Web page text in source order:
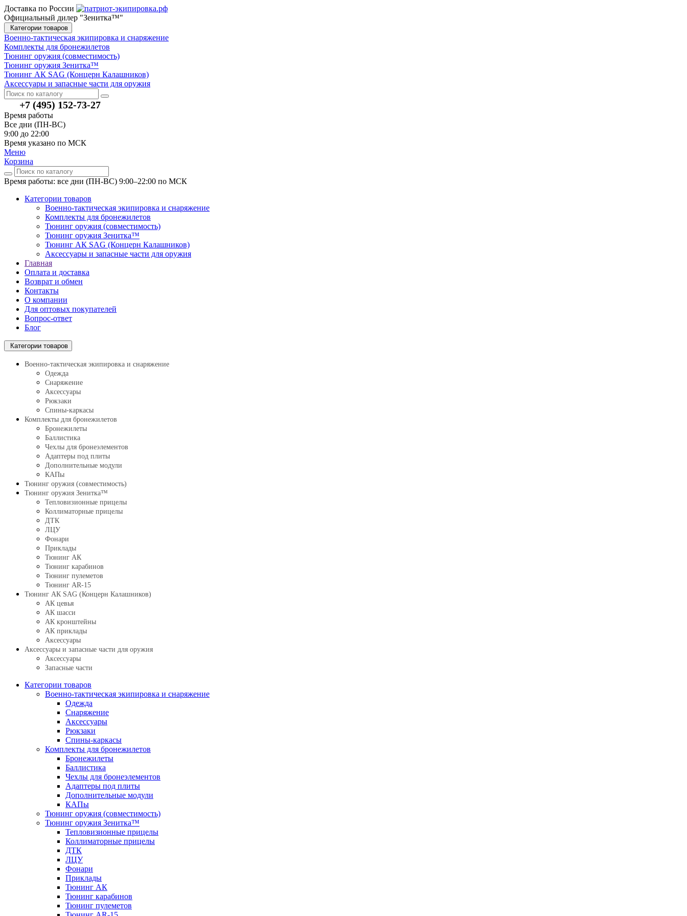
Доставка по России
Официальный дилер "Зенитка™"
Категории товаров
Военно-тактическая экипировка и снаряжение
Комплекты для бронежилетов
Тюнинг оружия (совместимость)
Тюнинг оружия Зенитка™
Тюнинг АК SAG (Концерн Калашников)
Аксессуары и запасные части для оружия
+7 (495) 152-73-27
Время работы
Все дни (ПН-ВС)
9:00 до 22:00
Время указано по МСК
Меню
Корзина
Время работы: все дни (ПН-ВС) 9:00–22:00 по МСК
Категории товаров
Военно-тактическая экипировка и снаряжение
Комплекты для бронежилетов
Тюнинг оружия (совместимость)
Тюнинг оружия Зенитка™
Тюнинг АК SAG (Концерн Калашников)
Аксессуары и запасные части для оружия
Главная
Оплата и доставка
Возврат и обмен
Контакты
О компании
Для оптовых покупателей
Вопрос-ответ
Блог
Категории товаров
Военно-тактическая экипировка и снаряжение
Одежда
Снаряжение
Аксессуары
Рюкзаки
Спины-каркасы
Комплекты для бронежилетов
Бронежилеты
Баллистика
Чехлы для бронеэлементов
Адаптеры под плиты
Дополнительные модули
КАПы
Тюнинг оружия (совместимость)
Тюнинг оружия Зенитка™
Тепловизионные прицелы
Коллиматорные прицелы
ДТК
ЛЦУ
Фонари
Приклады
Тюнинг АК
Тюнинг карабинов
Тюнинг пулеметов
Тюнинг AR-15
Тюнинг АК SAG (Концерн Калашников)
АК цевья
АК шасси
АК кронштейны
АК приклады
Аксессуары
Аксессуары и запасные части для оружия
Аксессуары
Запасные части
Категории товаров
Военно-тактическая экипировка и снаряжение
Одежда
Снаряжение
Аксессуары
Рюкзаки
Спины-каркасы
Комплекты для бронежилетов
Бронежилеты
Баллистика
Чехлы для бронеэлементов
Адаптеры под плиты
Дополнительные модули
КАПы
Тюнинг оружия (совместимость)
Тюнинг оружия Зенитка™
Тепловизионные прицелы
Коллиматорные прицелы
ДТК
ЛЦУ
Фонари
Приклады
Тюнинг АК
Тюнинг карабинов
Тюнинг пулеметов